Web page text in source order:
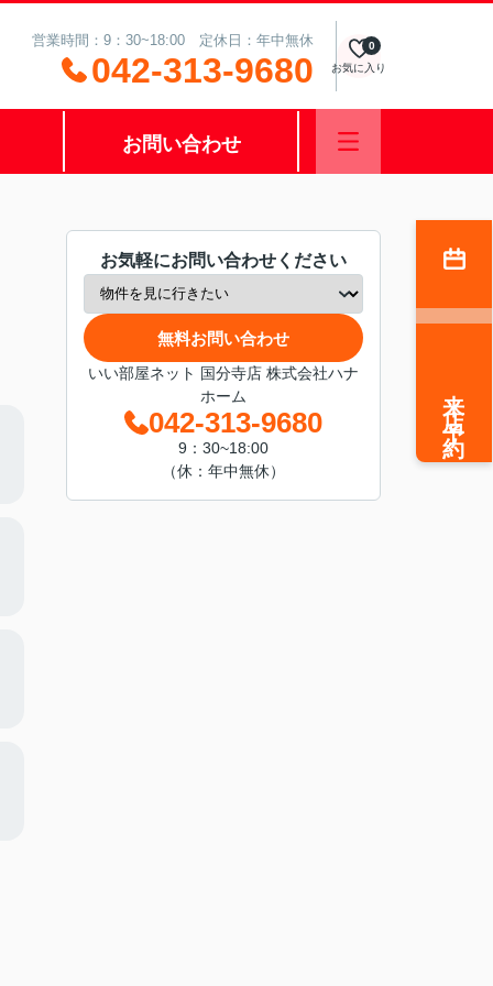
営業時間：9：30~18:00 定休日：年中無休
042-313-9680 お気に入り
0
お問い合わせ
お気軽にお問い合わせください
無料お問い合わせ
いい部屋ネット 国分寺店 株式会社ハナ
ホーム
042-313-9680
9：30~18:00
（休：年中無休）
来店予約